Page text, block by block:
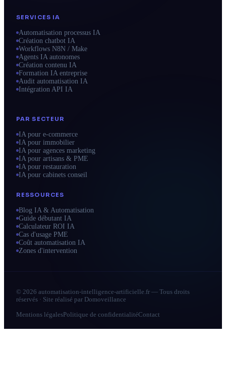
SERVICES IA
Automatisation processus IA
Création chatbot IA
Workflows N8N / Make
Agents IA autonomes
Création contenu IA
Formation IA entreprise
Audit automatisation IA
Intégration API IA
PAR SECTEUR
IA pour e-commerce
IA pour immobilier
IA pour agences marketing
IA pour artisans & PME
IA pour restauration
IA pour cabinets conseil
RESSOURCES
Blog IA & Automatisation
Guide débutant IA
Calculateur ROI IA
Cas d'usage PME
Coût automatisation IA
Zones d'intervention
© 2026 automatisation-intelligence-artificielle.fr — Tous droits
réservés · Site réalisé par Domoveillance
Mentions légales Politique de confidentialitéContact